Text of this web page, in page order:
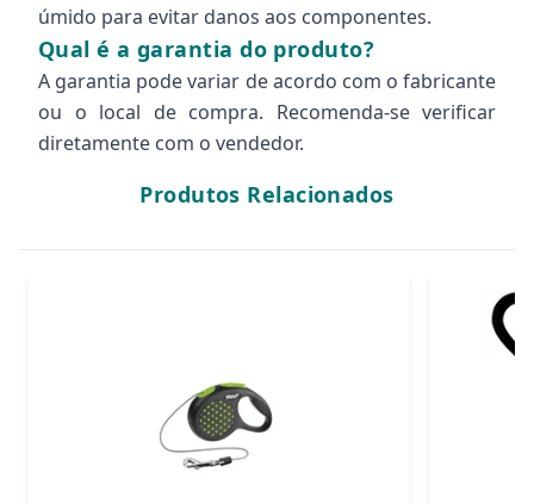
úmido para evitar danos aos componentes.
Qual é a garantia do produto?
A garantia pode variar de acordo com o fabricante
ou o local de compra. Recomenda-se verificar
diretamente com o vendedor.
Produtos Relacionados